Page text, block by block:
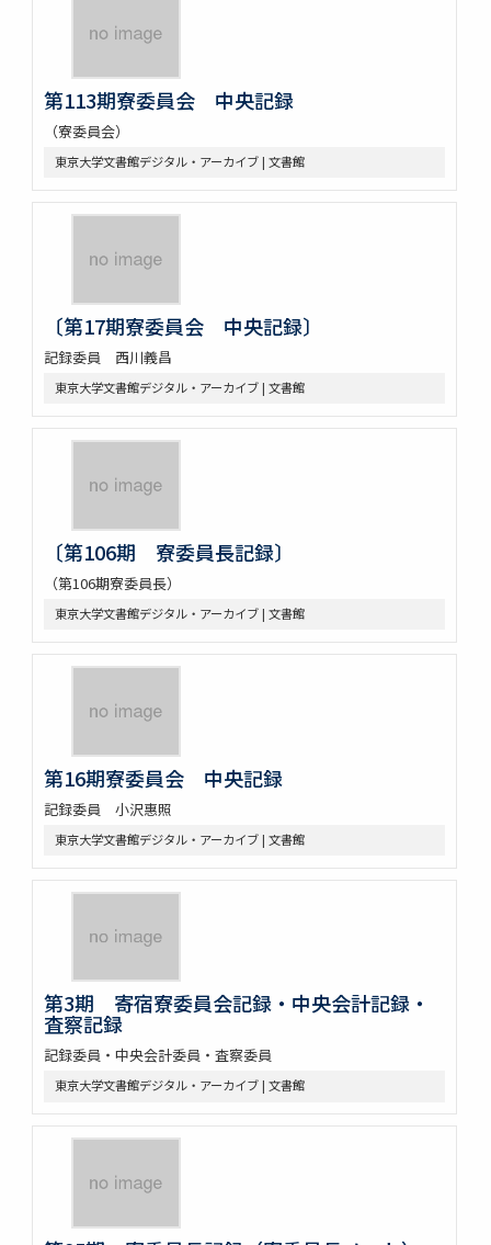
第113期寮委員会 中央記録
（寮委員会）
東京大学文書館デジタル・アーカイブ | 文書館
〔第17期寮委員会 中央記録〕
記録委員 西川義昌
東京大学文書館デジタル・アーカイブ | 文書館
〔第106期 寮委員長記録〕
（第106期寮委員長）
東京大学文書館デジタル・アーカイブ | 文書館
第16期寮委員会 中央記録
記録委員 小沢惠照
東京大学文書館デジタル・アーカイブ | 文書館
第3期 寄宿寮委員会記録・中央会計記録・
査察記録
記録委員・中央会計委員・査察委員
東京大学文書館デジタル・アーカイブ | 文書館